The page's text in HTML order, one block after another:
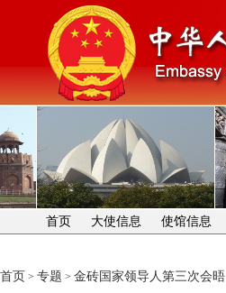
首页 大使信息 使馆信息
首页 > 专题 > 金砖国家领导人第三次会晤